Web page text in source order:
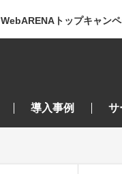
WebARENAトップキャン
導入事例 サ